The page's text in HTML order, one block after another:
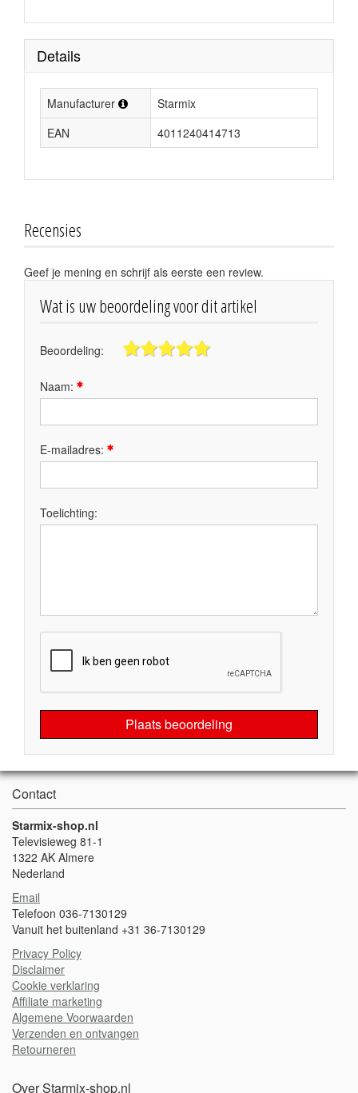
Details
Manufacturer
Starmix
EAN
4011240414713
Recensies
Geef je mening en schrijf als eerste een review.
Wat is uw beoordeling voor dit artikel
Beoordeling:
Naam:
E-mailadres:
Toelichting:
Plaats beoordeling
Contact
Starmix-shop.nl
Televisieweg 81-1
1322 AK Almere
Nederland
Email
Telefoon 036-7130129
Vanuit het buitenland +31 36-7130129
Privacy Policy
Disclaimer
Cookie verklaring
Affiliate marketing
Algemene Voorwaarden
Verzenden en ontvangen
Retourneren
Over Starmix-shop.nl